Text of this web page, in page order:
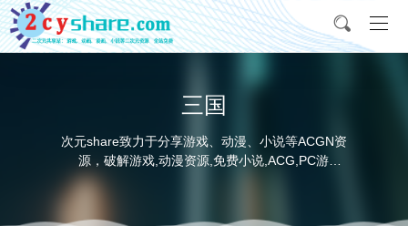
三国
次元share致力于分享游戏、动漫、小说等ACGN资
源，破解游戏,动漫资源,免费小说,ACG,PC游
戏,switch游戏,金手指，动画电影,动画片,全本小说,
并提供网盘下载